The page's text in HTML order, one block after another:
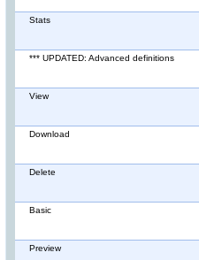
Stats
*** UPDATED: Advanced definitions
View
Download
Delete
Basic
Preview